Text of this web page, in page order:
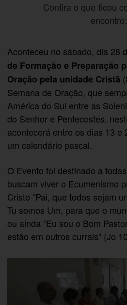
Confira o que ficou
encontro:
Aconteceu no sábado, dia 28
de Formação e Preparação
Oração pela unidade Cristã
Semana de Oração, que
América do Sul entre as
do Senhor e Pentecostes,
acontecerá entre os dias 13 e
um calendário pascal.
O Evento foi destinado a
buscam viver o Ecumenismo
Cristo “Pai, que todos sejam
Tu somos Um, para que o
ou ainda “Eu sou o Bom
estão em outros currais” (Jo